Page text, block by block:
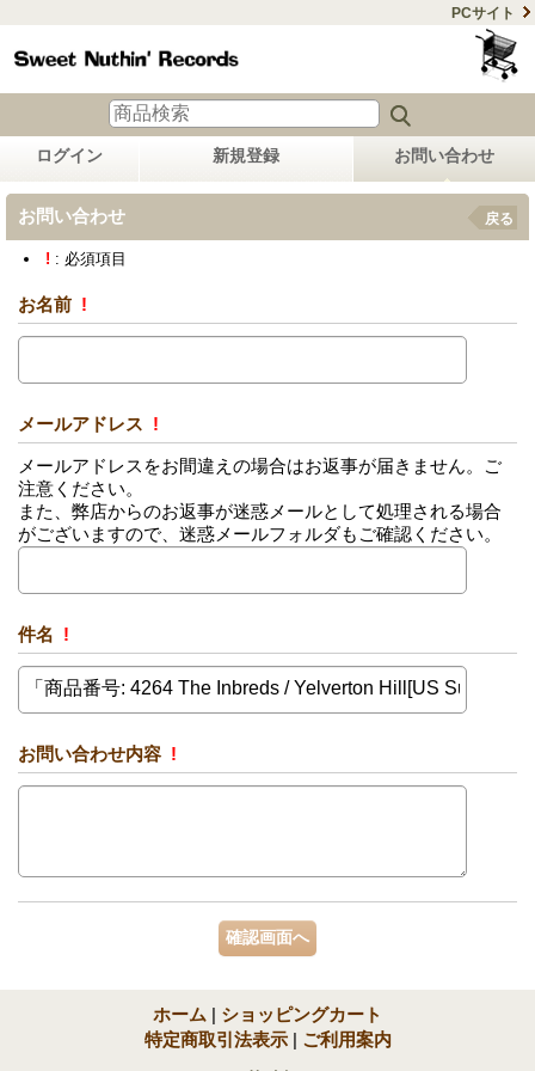
PCサイト
ログイン 新規登録 お問い合わせ
お問い合わせ 戻る
! : 必須項目
お名前 !
メールアドレス !
メールアドレスをお間違えの場合はお返事が届きません。ご
注意ください。
また、弊店からのお返事が迷惑メールとして処理される場合
がございますので、迷惑メールフォルダもご確認ください。
件名 !
お問い合わせ内容 !
ホーム | ショッピングカート
特定商取引法表示 | ご利用案内